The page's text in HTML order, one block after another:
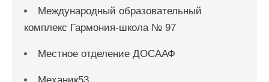
Международный образовательный
комплекс Гармония-школа № 97
Местное отделение ДОСААФ